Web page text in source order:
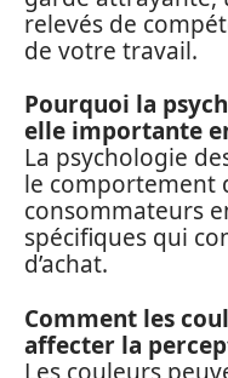
relevés de
de votre travail.
Pourquoi la
elle importante
La psychologie
le comportement
consommateurs
spécifiques qui
d’achat.
Comment les
affecter la